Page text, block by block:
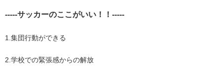
-----サッカーのここがいい！！-----
1.集団行動ができる
2.学校での緊張感からの解放